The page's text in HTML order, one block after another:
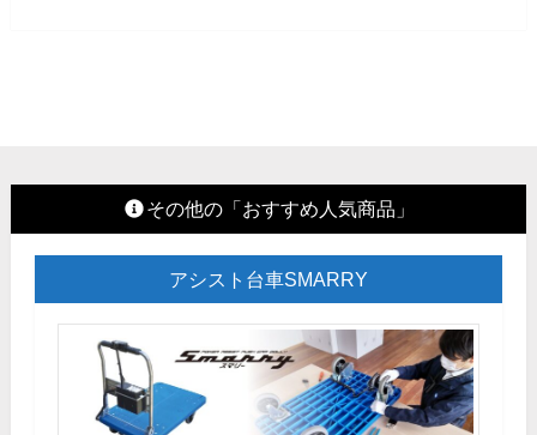
その他の「おすすめ人気商品」
アシスト台車SMARRY